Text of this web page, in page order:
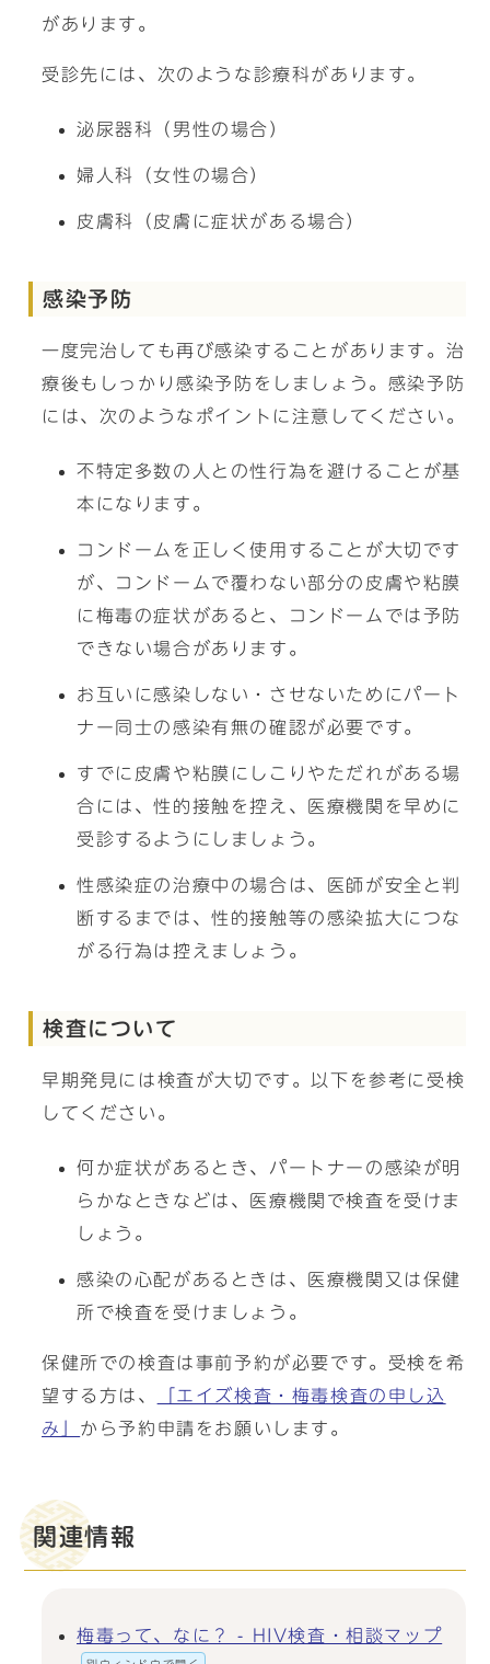
があります。
受診先には、次のような診療科があります。
泌尿器科（男性の場合）
婦人科（女性の場合）
皮膚科（皮膚に症状がある場合）
感染予防
一度完治しても再び感染することがあります。治
療後もしっかり感染予防をしましょう。感染予防
には、次のようなポイントに注意してください。
不特定多数の人との性行為を避けることが基
本になります。
コンドームを正しく使用することが大切です
が、コンドームで覆わない部分の皮膚や粘膜
に梅毒の症状があると、コンドームでは予防
できない場合があります。
お互いに感染しない・させないためにパート
ナー同士の感染有無の確認が必要です。
すでに皮膚や粘膜にしこりやただれがある場
合には、性的接触を控え、医療機関を早めに
受診するようにしましょう。
性感染症の治療中の場合は、医師が安全と判
断するまでは、性的接触等の感染拡大につな
がる行為は控えましょう。
検査について
早期発見には検査が大切です。以下を参考に受検
してください。
何か症状があるとき、パートナーの感染が明
らかなときなどは、医療機関で検査を受けま
しょう。
感染の心配があるときは、医療機関又は保健
所で検査を受けましょう。
保健所での検査は事前予約が必要です。受検を希
望する方は、
「エイズ検査・梅毒検査の申し込
み」 から予約申請をお願いします。
関連情報
梅毒って、なに？ - HIV検査・相談マップ